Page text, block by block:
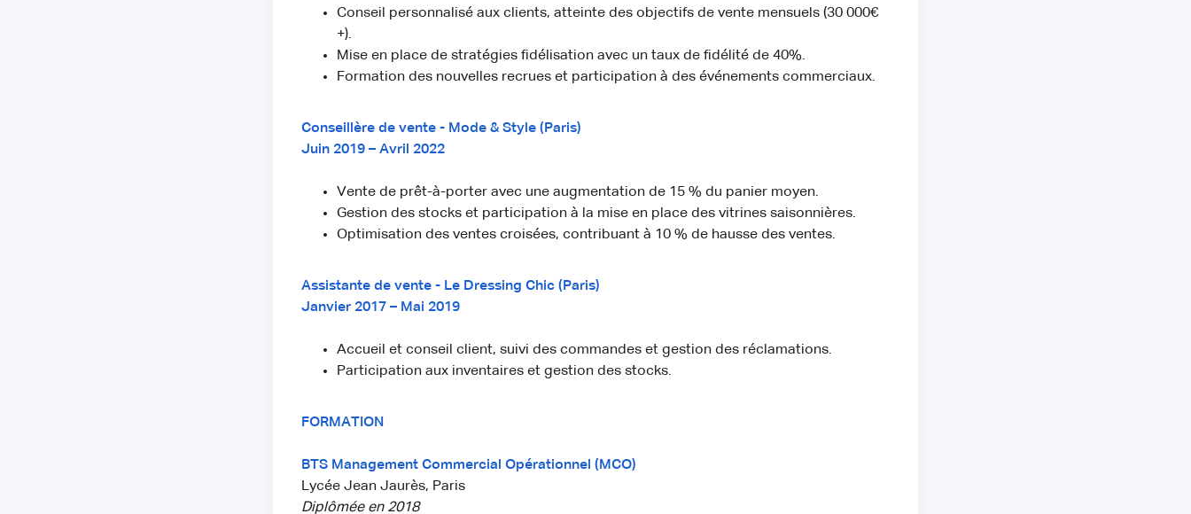
Conseil personnalisé aux clients, atteinte des objectifs de vente mensuels (30 000€
+).
Mise en place de stratégies fidélisation avec un taux de fidélité de 40%.
Formation des nouvelles recrues et participation à des événements commerciaux.
Conseillère de vente - Mode & Style (Paris)
Juin 2019 – Avril 2022
Vente de prêt-à-porter avec une augmentation de 15 % du panier moyen.
Gestion des stocks et participation à la mise en place des vitrines saisonnières.
Optimisation des ventes croisées, contribuant à 10 % de hausse des ventes.
Assistante de vente - Le Dressing Chic (Paris)
Janvier 2017 – Mai 2019
Accueil et conseil client, suivi des commandes et gestion des réclamations.
Participation aux inventaires et gestion des stocks.
FORMATION
BTS Management Commercial Opérationnel (MCO)
Lycée Jean Jaurès, Paris
Diplômée en 2018